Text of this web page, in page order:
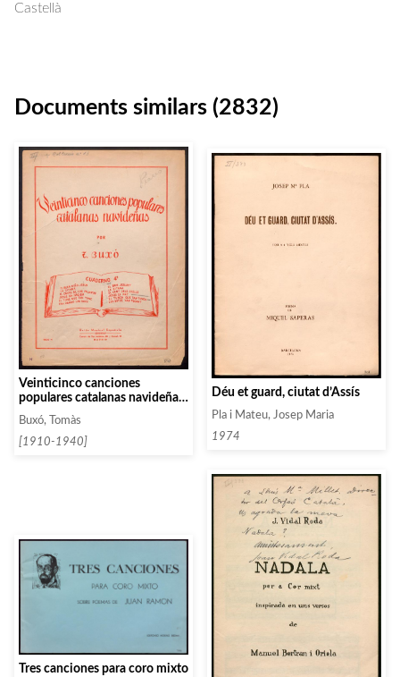
Castellà
Documents similars (2832)
Veinticinco canciones
populares catalanas navideñas.
Cuaderno 1
Buxó, Tomàs
[1910-1940]
Déu et guard, ciutat d’Assís
Pla i Mateu, Josep Maria
1974
Tres canciones para coro mixto